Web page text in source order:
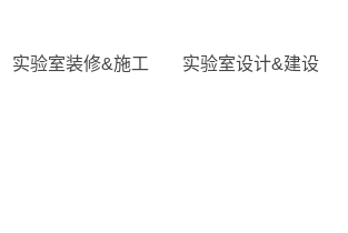
实验室装修&施工 实验室设计&建设